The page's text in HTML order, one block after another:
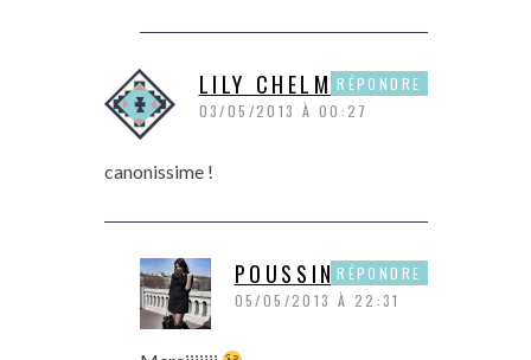
LILY CHELMEY
03/05/2013 À 00:27
canonissime !
RÉPONDRE
POUSSINE
05/05/2013 À 22:31
RÉPONDRE